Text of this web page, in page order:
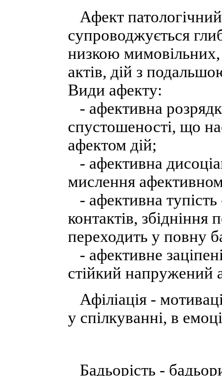
Афект
супроводжується
низкою мимовільних,
актів, дій з
Види афекту:
- афективна
спустошеності, що
афектом дій;
- афективна
мислення
- афективна тупість
контактів, збідніння
переходить у повну
- афективне
стійкий напружений
Афіліація -
у спілкуванні, в
Бадьорість -